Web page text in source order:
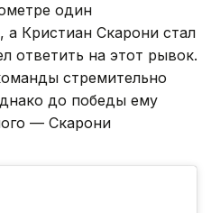
один
а Кристиан Скарони стал
ответить на этот рывок.
стремительно
до победы ему
— Скарони